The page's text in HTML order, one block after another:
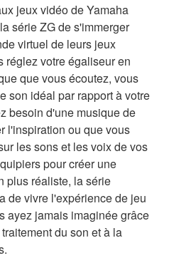
jeux vidéo de Yamaha
série ZG de s'immerger
virtuel de leurs jeux
réglez votre égaliseur en
que vous écoutez, vous
son idéal par rapport à votre
besoin d'une musique de
l'inspiration ou que vous
les sons et les voix de vos
pour créer une
plus réaliste, la série
de vivre l'expérience de jeu
ayez jamais imaginée grâce
du son et à la